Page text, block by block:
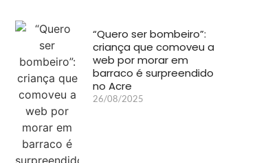
“Quero ser bombeiro”:
criança que comoveu a
web por morar em
barraco é surpreendido
no Acre
26/08/2025